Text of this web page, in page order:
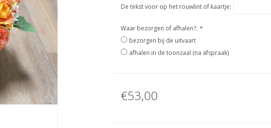
De tekst voor op het rouwlint of kaartje:
Waar bezorgen of afhalen?: *
bezorgen bij de uitvaart
afhalen in de toonzaal (na afspraak)
€53,00